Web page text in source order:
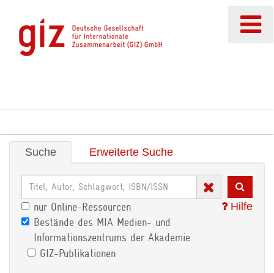
Suche Erweiterte Suche
Hilfe
nur Online-Ressourcen
Bestände des MIA Medien- und
Informationszentrums der Akademie
GIZ-Publikationen